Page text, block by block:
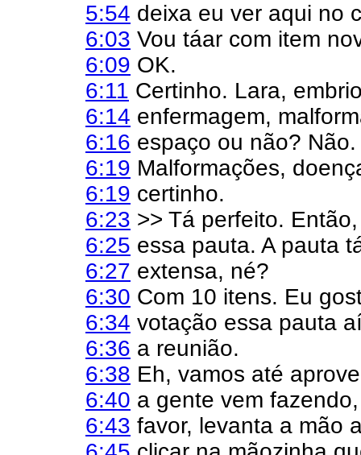
5:54 deixa eu ver aqui no
6:03 Vou táar com item
6:09 OK.
6:11 Certinho. Lara,
6:14 enfermagem,
6:16 espaço ou não?
6:19 Malformações,
6:19 certinho.
6:23 >> Tá perfeito.
6:25 essa pauta. A pauta
6:27 extensa, né?
6:30 Com 10 itens. Eu
6:34 votação essa pauta
6:36 a reunião.
6:38 Eh, vamos até
6:40 a gente vem
6:43 favor, levanta a mão